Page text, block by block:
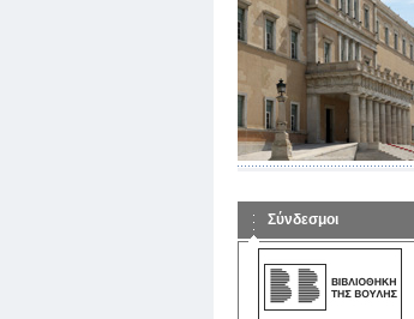
Σύνδεσμοι